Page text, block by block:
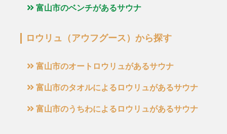
富山市のベンチがあるサウナ
ロウリュ（アウフグース）から探す
富山市のオートロウリュがあるサウナ
富山市のタオルによるロウリュがあるサウナ
富山市のうちわによるロウリュがあるサウナ